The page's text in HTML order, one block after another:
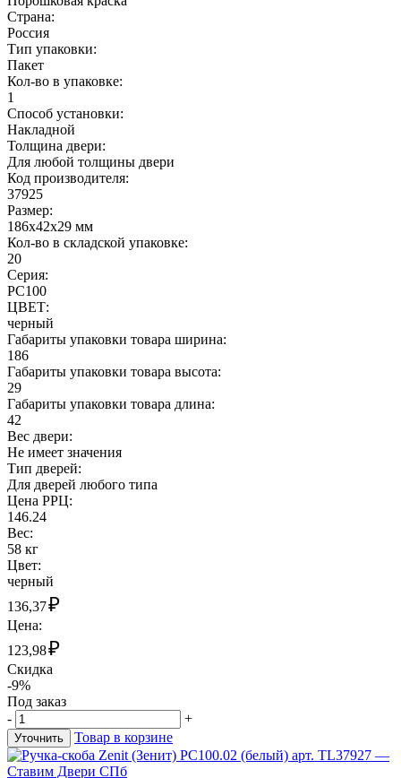
Страна:
Россия
Тип упаковки:
Пакет
Кол-во в упаковке:
1
Способ установки:
Накладной
Толщина двери:
Для любой толщины двери
Код производителя:
37925
Размер:
186x42x29 мм
Кол-во в складской упаковке:
20
Серия:
РС100
ЦВЕТ:
черный
Габариты упаковки товара ширина:
186
Габариты упаковки товара высота:
29
Габариты упаковки товара длина:
42
Вес двери:
Не имеет значения
Тип дверей:
Для дверей любого типа
Цена РРЦ:
146.24
Вес:
58 кг
Цвет:
черный
136,37₽
Цена:
123,98₽
Скидка
-9%
Под заказ
-
+
Уточнить Товар в корзине